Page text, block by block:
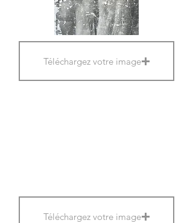
Téléchargez votre image
Téléchargez votre image